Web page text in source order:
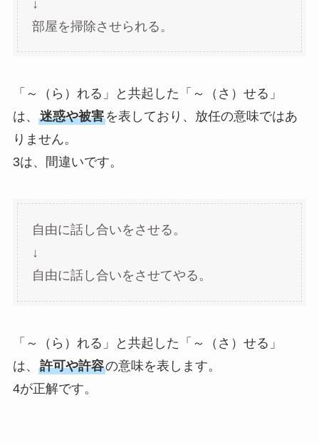
↓
部屋を掃除させられる。
「～（ら）れる」と共起した「～（さ）せる」
は、 迷惑や被害を表しており、放任の意味ではあ
りません。
3は、間違いです。
自由に話し合いをさせる。
↓
自由に話し合いをさせてやる。
「～（ら）れる」と共起した「～（さ）せる」
は、 許可や許容の意味を表します。
4が正解です。